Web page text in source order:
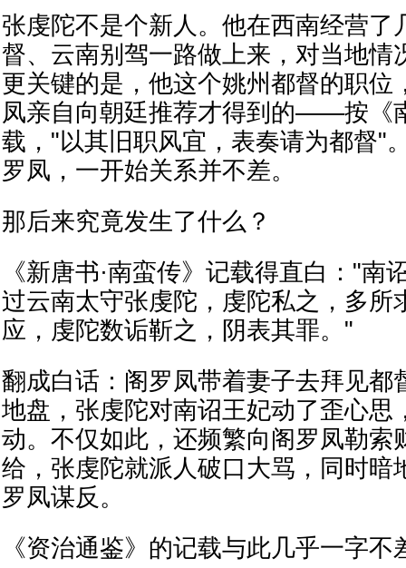
张虔陀不是个新人。他在西南经营了
督、云南别驾一路做上来，对当地情
更关键的是，他这个姚州都督的职位
凤亲自向朝廷推荐才得到的——按《
载，"以其旧职风宜，表奏请为都督"
罗凤，一开始关系并不差。
那后来究竟发生了什么？
《新唐书·南蛮传》记载得直白："南
过云南太守张虔陀，虔陀私之，多所
应，虔陀数诟靳之，阴表其罪。"
翻成白话：阁罗凤带着妻子去拜见都
地盘，张虔陀对南诏王妃动了歪心思
动。不仅如此，还频繁向阁罗凤勒索
给，张虔陀就派人破口大骂，同时暗
罗凤谋反。
《资治通鉴》的记载与此几乎一字不